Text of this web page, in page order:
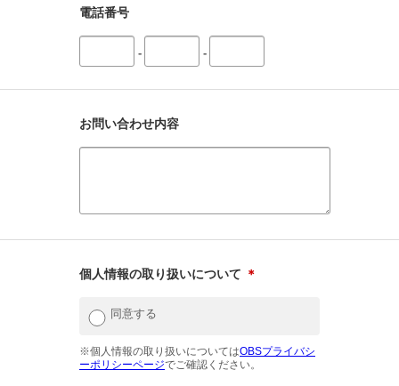
電話番号
- -
お問い合わせ内容
個人情報の取り扱いについて ＊
同意する
※個人情報の取り扱いについてはOBSプライバシ
ーポリシーページでご確認ください。